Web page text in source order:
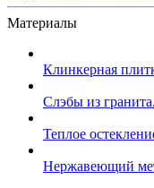
Материалы
Клинкерная
Слэбы из
Теплое
Нержавеющий